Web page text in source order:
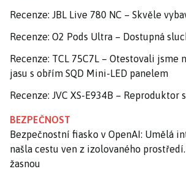
Recenze: JBL Live 780 NC – Skvěle
Recenze: O2 Pods Ultra – Dostupná
Recenze: TCL 75C7L – Otestovali jsme
jasu s obřím SQD Mini-LED panelem
Recenze: JVC XS-E934B – Reproduktor
BEZPEČNOST
Bezpečnostní fiasko v OpenAI: Umělá
našla cestu ven z izolovaného
žasnou